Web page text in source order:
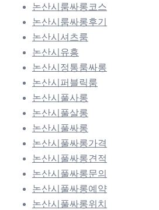
논산시룸싸롱코스
논산시룸싸롱후기
논산시셔츠룸
논산시유흥
논산시정통룸싸롱
논산시퍼블릭룸
논산시풀사롱
논산시풀살롱
논산시풀싸롱
논산시풀싸롱가격
논산시풀싸롱견적
논산시풀싸롱문의
논산시풀싸롱예약
논산시풀싸롱위치